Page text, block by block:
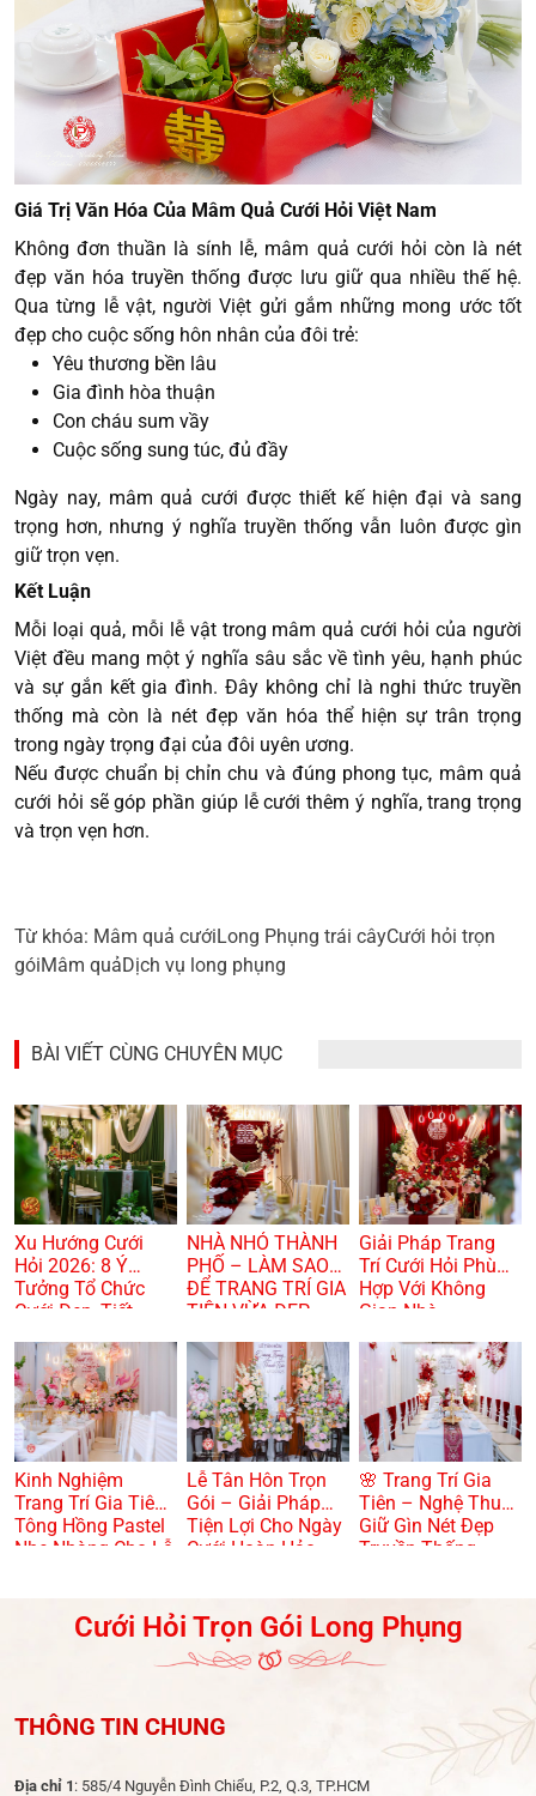
Giá Trị Văn Hóa Của Mâm Quả Cưới Hỏi Việt Nam
Không đơn thuần là sính lễ, mâm quả cưới hỏi còn là nét
đẹp văn hóa truyền thống được lưu giữ qua nhiều thế hệ.
Qua từng lễ vật, người Việt gửi gắm những mong ước tốt
đẹp cho cuộc sống hôn nhân của đôi trẻ:
Yêu thương bền lâu
Gia đình hòa thuận
Con cháu sum vầy
Cuộc sống sung túc, đủ đầy
Ngày nay, mâm quả cưới được thiết kế hiện đại và sang
trọng hơn, nhưng ý nghĩa truyền thống vẫn luôn được gìn
giữ trọn vẹn.
Kết Luận
Mỗi loại quả, mỗi lễ vật trong mâm quả cưới hỏi của người
Việt đều mang một ý nghĩa sâu sắc về tình yêu, hạnh phúc
và sự gắn kết gia đình. Đây không chỉ là nghi thức truyền
thống mà còn là nét đẹp văn hóa thể hiện sự trân trọng
trong ngày trọng đại của đôi uyên ương.
Nếu được chuẩn bị chỉn chu và đúng phong tục, mâm quả
cưới hỏi sẽ góp phần giúp lễ cưới thêm ý nghĩa, trang trọng
và trọn vẹn hơn.
Từ khóa: Mâm quả cướiLong Phụng trái câyCưới hỏi trọn
góiMâm quảDịch vụ long phụng
BÀI VIẾT CÙNG CHUYÊN MỤC
Xu Hướng Cưới
Hỏi 2026: 8 Ý
Tưởng Tổ Chức
Cưới Đẹp, Tiết
NHÀ NHỎ THÀNH
PHỐ – LÀM SAO
ĐỂ TRANG TRÍ GIA
TIÊN VỪA ĐẸP
TRỌNG? 🏠🌸
Giải Pháp Trang
Trí Cưới Hỏi Phù
Hợp Với Không
Gian Nhà
Kinh Nghiệm
Trang Trí Gia Tiên
Tông Hồng Pastel
Nhẹ Nhàng Cho Lễ
Lễ Tân Hôn Trọn
Gói – Giải Pháp
Tiện Lợi Cho Ngày
Cưới Hoàn Hảo
🌸 Trang Trí Gia
Tiên – Nghệ Thuật
Giữ Gìn Nét Đẹp
Truyền Thống
Cưới Hỏi Trọn Gói Long Phụng
THÔNG TIN CHUNG
Địa chỉ 1 : 585/4 Nguyễn Đình Chiểu, P.2, Q.3, TP.HCM